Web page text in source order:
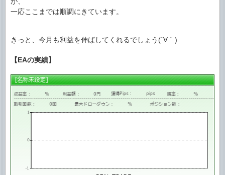
一応ここまでは順調にきています。
きっと、今月も利益を伸ばしてくれるでしょう(´∀｀)
【EAの実績】